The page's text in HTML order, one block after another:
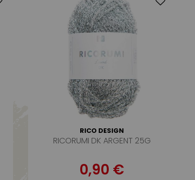
RICO DESIGN
RICORUMI DK ARGENT 25G
0,90 €